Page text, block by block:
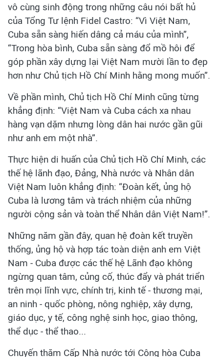
vô cùng sinh động trong những câu nói bất hủ
của Tổng Tư lệnh Fidel Castro: “Vì Việt Nam,
Cuba sẵn sàng hiến dâng cả máu của mình”,
“Trong hòa bình, Cuba sẵn sàng đổ mồ hôi để
góp phần xây dựng lại Việt Nam mười lần to đẹp
hơn như Chủ tịch Hồ Chí Minh hằng mong muốn”.
Về phần mình, Chủ tịch Hồ Chí Minh cũng từng
khẳng định: “Việt Nam và Cuba cách xa nhau
hàng vạn dặm nhưng lòng dân hai nước gần gũi
như anh em một nhà”.
Thực hiện di huấn của Chủ tịch Hồ Chí Minh, các
thế hệ lãnh đạo, Đảng, Nhà nước và Nhân dân
Việt Nam luôn khẳng định: “Đoàn kết, ủng hộ
Cuba là lương tâm và trách nhiệm của những
người cộng sản và toàn thể Nhân dân Việt Nam!”.
Những năm gần đây, quan hệ đoàn kết truyền
thống, ủng hộ và hợp tác toàn diện anh em Việt
Nam - Cuba được các thế hệ Lãnh đạo không
ngừng quan tâm, củng cố, thúc đẩy và phát triển
trên mọi lĩnh vực, chính trị, kinh tế - thương mại,
an ninh - quốc phòng, nông nghiệp, xây dựng,
giáo dục, y tế, công nghệ sinh học, giao thông,
thể dục - thể thao...
Chuyến thăm Cấp Nhà nước tới Cộng hòa Cuba